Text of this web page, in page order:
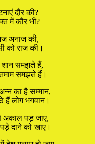
दौर की?
में कौर भी?
अनाज की,
को राज की।
शान समझते हैं,
समझते हैं।
का है सम्मान,
हैं लोग भगवान।
अकाल पड़ जाए,
दाने को खाए।